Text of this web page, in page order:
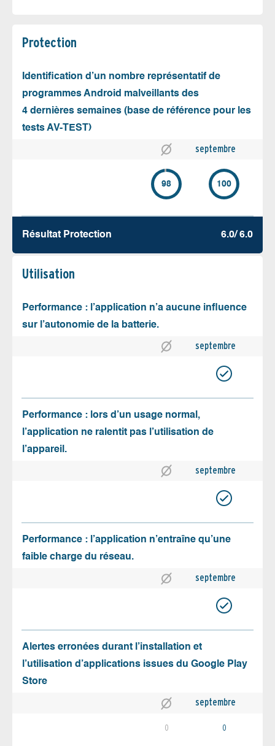
Protection
Identification d’un nombre représentatif de
programmes Android malveillants des
4 dernières semaines (base de référence pour les
tests AV-TEST)
septembre
98 100
Résultat Protection 6.0/ 6.0
Utilisation
Performance : l’application n’a aucune influence
sur l’autonomie de la batterie.
septembre
Performance : lors d’un usage normal,
l’application ne ralentit pas l’utilisation de
l’appareil.
septembre
Performance : l’application n’entraîne qu’une
faible charge du réseau.
septembre
Alertes erronées durant l’installation et
l’utilisation d’applications issues du Google Play
Store
septembre
0 0